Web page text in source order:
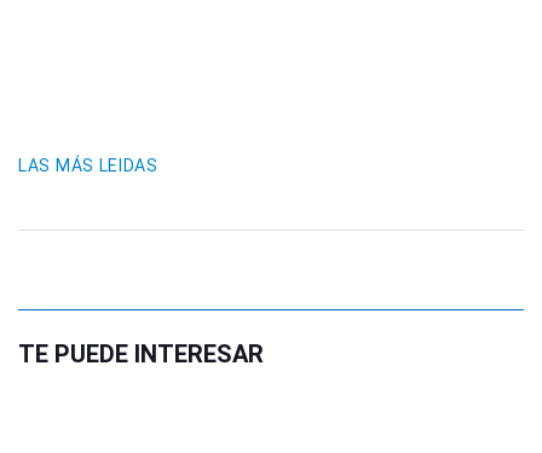
LAS MÁS LEIDAS
TE PUEDE INTERESAR